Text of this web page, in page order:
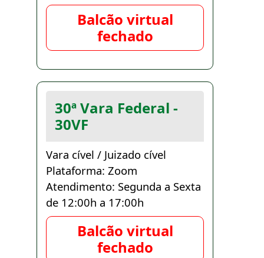
Balcão virtual
fechado
30ª Vara Federal -
30VF
Vara cível / Juizado cível
Plataforma: Zoom
Atendimento: Segunda a Sexta
de 12:00h a 17:00h
Balcão virtual
fechado